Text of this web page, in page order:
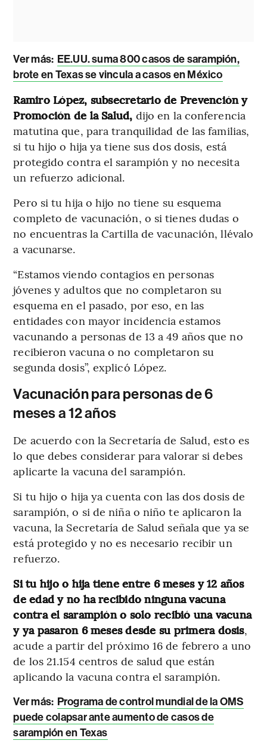
Ver más: EE.UU. suma 800 casos de sarampión,
brote en Texas se vincula a casos en México
Ramiro López, subsecretario de Prevención y
Promoción de la Salud, dijo en la conferencia
matutina que, para tranquilidad de las familias,
si tu hijo o hija ya tiene sus dos dosis, está
protegido contra el sarampión y no necesita
un refuerzo adicional.
Pero si tu hija o hijo no tiene su esquema
completo de vacunación, o si tienes dudas o
no encuentras la Cartilla de vacunación, llévalo
a vacunarse.
“Estamos viendo contagios en personas
jóvenes y adultos que no completaron su
esquema en el pasado, por eso, en las
entidades con mayor incidencia estamos
vacunando a personas de 13 a 49 años que no
recibieron vacuna o no completaron su
segunda dosis”, explicó López.
Vacunación para personas de 6
meses a 12 años
De acuerdo con la Secretaría de Salud, esto es
lo que debes considerar para valorar si debes
aplicarte la vacuna del sarampión.
Si tu hijo o hija ya cuenta con las dos dosis de
sarampión, o si de niña o niño te aplicaron la
vacuna, la Secretaría de Salud señala que ya se
está protegido y no es necesario recibir un
refuerzo.
Si tu hijo o hija tiene entre 6 meses y 12 años
de edad y no ha recibido ninguna vacuna
contra el sarampión o solo recibió una vacuna
y ya pasaron 6 meses desde su primera dosis,
acude a partir del próximo 16 de febrero a uno
de los 21.154 centros de salud que están
aplicando la vacuna contra el sarampión.
Ver más: Programa de control mundial de la OMS
puede colapsar ante aumento de casos de
sarampión en Texas